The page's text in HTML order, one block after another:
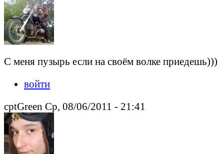
С меня пузырь если на своём волке приедешь)))
войти
cptGreen Ср, 08/06/2011 - 21:41